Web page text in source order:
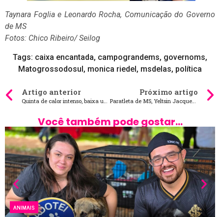
Taynara Foglia e Leonardo Rocha, Comunicação do Governo
de MS
Fotos: Chico Ribeiro/ Seilog
Tags: caixa encantada, campograndems, governoms,
Matogrossodosul, monica riedel, msdelas, política
Artigo anterior
Quinta de calor intenso, baixa umidade e pancadas de chuva no MS
Próximo artigo
Paratleta de MS, Yeltsin Jacques conquista ouro no Mundial Paralímpico de Atletismo
Você também pode gostar...
ANIMAIS